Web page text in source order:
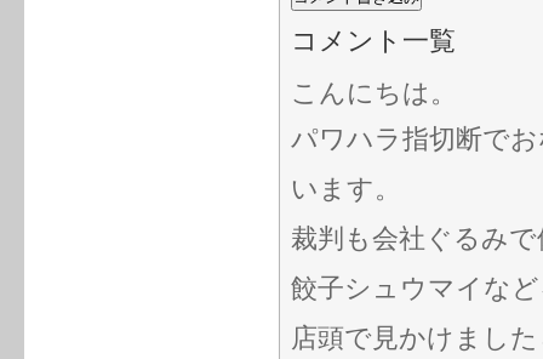
コメント一覧
こんにちは。
パワハラ指切断で
います。
裁判も会社ぐるみ
餃子シュウマイな
店頭で見かけまし